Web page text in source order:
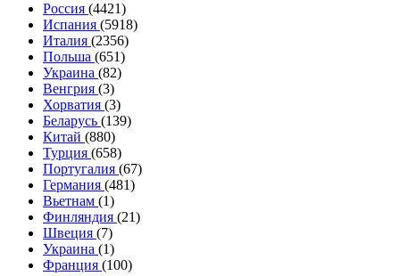
Россия (4421)
Испания (5918)
Италия (2356)
Польша (651)
Украина (82)
Венгрия (3)
Хорватия (3)
Беларусь (139)
Китай (880)
Турция (658)
Португалия (67)
Германия (481)
Вьетнам (1)
Финляндия (21)
Швеция (7)
Украина (1)
Франция (100)